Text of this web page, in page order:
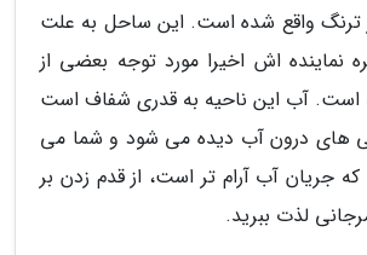
ترنگ واقع شده است. این ساحل به علت
نماینده اش اخیرا مورد توجه بعضی از
است. آب این ناحیه به قدری شفاف است
های درون آب دیده می شود و شما می
که جریان آب آرام تر است، از قدم زدن بر
لذت ببرید.